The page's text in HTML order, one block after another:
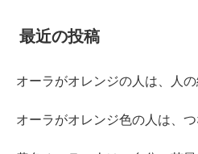
最近の投稿
オーラがオレンジの人は、人
オーラがオレンジ色の人は、